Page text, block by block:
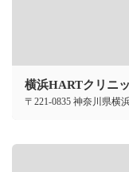
横浜HARTクリニ
〒221-0835 神奈川県横